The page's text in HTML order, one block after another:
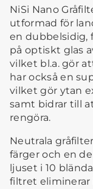
NiSi Nano
utformad för
en dubbelsidig,
på optiskt glas
vilket bl.a. gör
har också en
vilket gör ytan
samt bidrar till
rengöra.
Neutrala
färger och en
ljuset i 10
filtret